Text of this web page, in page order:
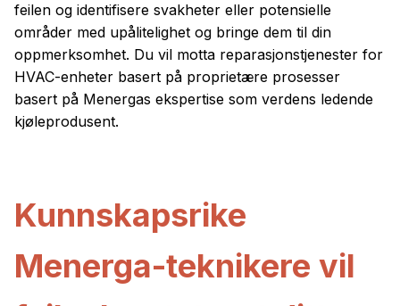
feilen og identifisere svakheter eller potensielle
områder med upålitelighet og bringe dem til din
oppmerksomhet. Du vil motta reparasjonstjenester for
HVAC-enheter basert på proprietære prosesser
basert på Menergas ekspertise som verdens ledende
kjøleprodusent.
Kunnskapsrike
Menerga-teknikere vil